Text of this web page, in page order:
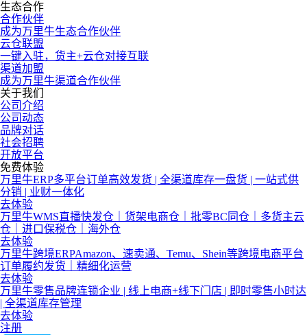
生态合作
合作伙伴
成为万里牛生态合作伙伴
云仓联盟
一键入驻，货主+云仓对接互联
渠道加盟
成为万里牛渠道合作伙伴
关于我们
公司介绍
公司动态
品牌对话
社会招聘
开放平台
免费体验
万里牛ERP多平台订单高效发货 | 全渠道库存一盘货 | 一站式供
分销 | 业财一体化
去体验
万里牛WMS直播快发仓｜货架电商仓｜批零BC同仓｜多货主云
仓｜进口保税仓｜海外仓
去体验
万里牛跨境ERPAmazon、速卖通、Temu、Shein等跨境电商平台
订单履约发货｜精细化运营
去体验
万里牛零售品牌连锁企业 | 线上电商+线下门店 | 即时零售小时达
| 全渠道库存管理
去体验
注册